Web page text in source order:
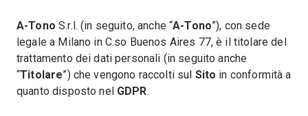
A-Tono S.r.l. (in seguito, anche “A-Tono”), con sede
legale a Milano in C.so Buenos Aires 77, è il titolare del
trattamento dei dati personali (in seguito anche
“Titolare”) che vengono raccolti sul Sito in conformità a
quanto disposto nel GDPR.